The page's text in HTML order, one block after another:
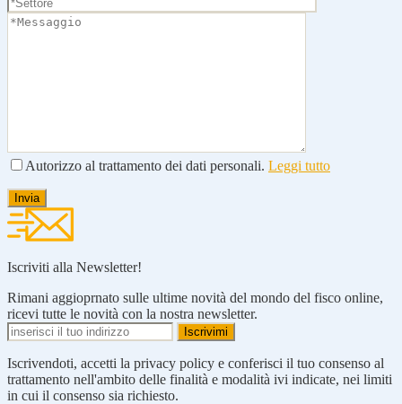
Autorizzo al trattamento dei dati personali. Leggi tutto
Iscriviti alla Newsletter!
Rimani aggioprnato sulle ultime novità del mondo del fisco online,
ricevi tutte le novità con la nostra newsletter.
Iscrivendoti, accetti la privacy policy e conferisci il tuo consenso al
trattamento nell'ambito delle finalità e modalità ivi indicate, nei limiti
in cui il consenso sia richiesto.